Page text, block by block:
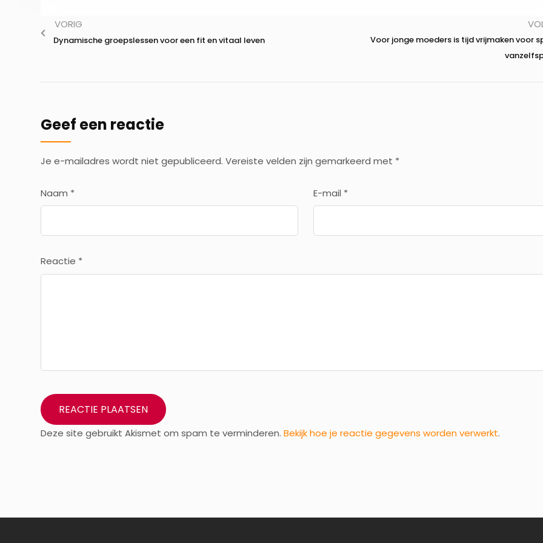
VORIG
Dynamische groepslessen voor een fit en vitaal leven
Voor jonge moeders is tijd vrijmaken voor
Geef een reactie
Je e-mailadres wordt niet gepubliceerd. Vereiste velden zijn gemarkeerd met *
Naam * E-mail *
Reactie *
Deze site gebruikt Akismet om spam te verminderen. Bekijk hoe je reactie gegevens worden verwerkt.